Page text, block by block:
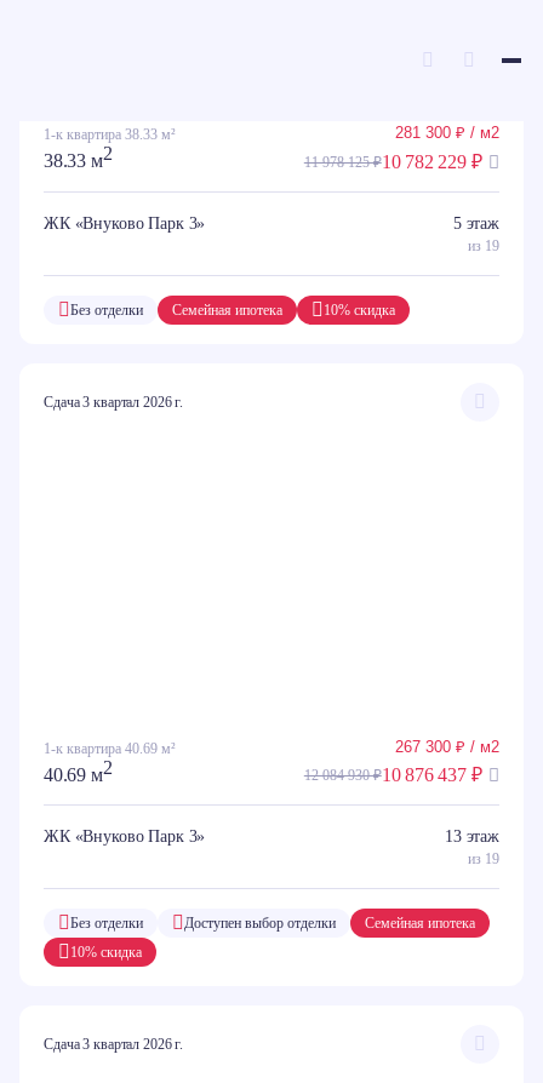
ГЛАВНАЯ КАТАЛОГ КВАРТИР
Выберите квартиру вовсех регионах
1-к квартира 38.33 м²
38.33 м2
281 300 ₽ / м2
11 978 125 ₽10 782 229 ₽
ЖК «Внуково Парк 3» 5 этаж
из 19
10% скидка
Без отделки Семейная ипотека
Сдача 3 квартал 2026 г.
1-к квартира 40.69 м²
40.69 м2
267 300 ₽ / м2
12 084 930 ₽10 876 437 ₽
ЖК «Внуково Парк 3» 13 этаж
из 19
10% скидка
Без отделки Доступен выбор отделки Семейная ипотека
Сдача 3 квартал 2026 г.